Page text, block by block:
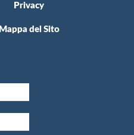
Privacy
Mappa del Sito